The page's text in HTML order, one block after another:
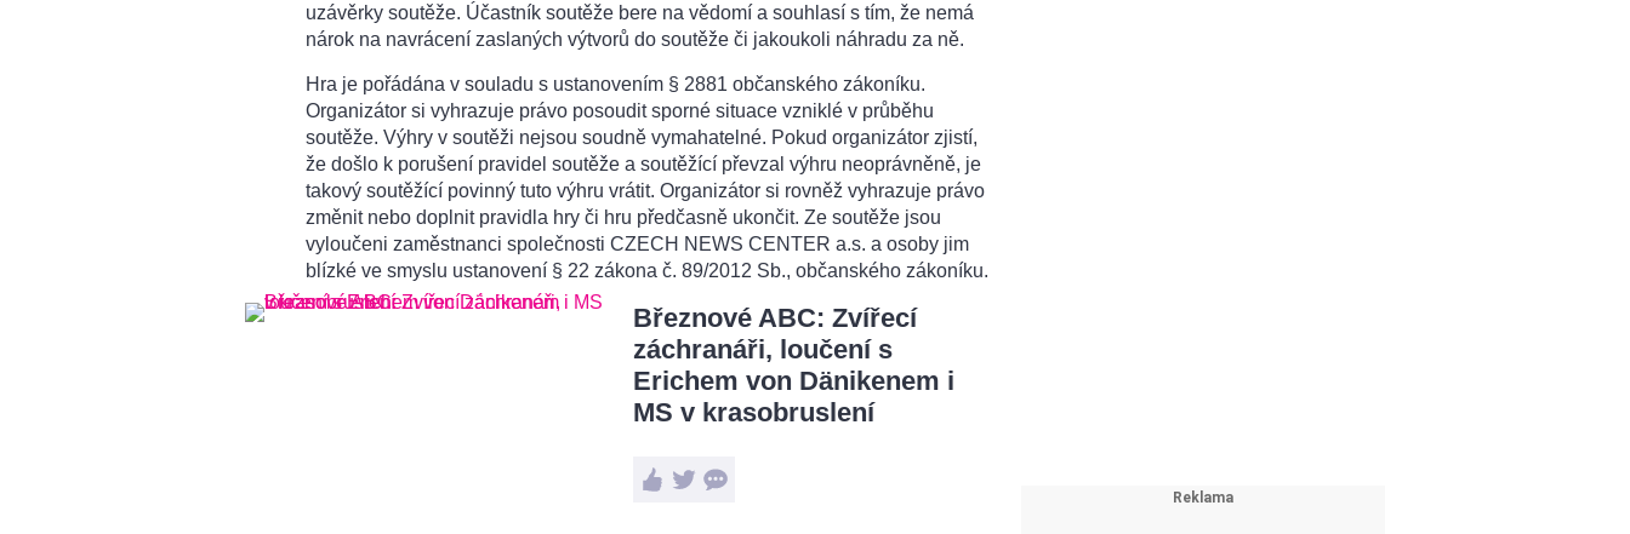
uzávěrky soutěže. Účastník soutěže bere na vědomí a souhlasí s tím, že nemá
nárok na navrácení zaslaných výtvorů do soutěže či jakoukoli náhradu za ně.
Hra je pořádána v souladu s ustanovením § 2881 občanského zákoníku.
Organizátor si vyhrazuje právo posoudit sporné situace vzniklé v průběhu
soutěže. Výhry v soutěži nejsou soudně vymahatelné. Pokud organizátor zjistí,
že došlo k porušení pravidel soutěže a soutěžící převzal výhru neoprávněně, je
takový soutěžící povinný tuto výhru vrátit. Organizátor si rovněž vyhrazuje právo
změnit nebo doplnit pravidla hry či hru předčasně ukončit. Ze soutěže jsou
vyloučeni zaměstnanci společnosti CZECH NEWS CENTER a.s. a osoby jim
blízké ve smyslu ustanovení § 22 zákona č. 89/2012 Sb., občanského zákoníku.
Březnové ABC: Zvířecí
záchranáři, loučení s
Erichem von Dänikenem i
MS v krasobruslení